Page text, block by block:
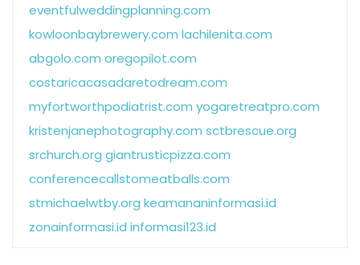
eventfulweddingplanning.com
kowloonbaybrewery.com lachilenita.com
abgolo.com oregopilot.com
costaricacasadaretodream.com
myfortworthpodiatrist.com yogaretreatpro.com
kristenjanephotography.com sctbrescue.org
srchurch.org giantrusticpizza.com
conferencecallstomeatballs.com
stmichaelwtby.org keamananinformasi.id
zonainformasi.id informasi123.id